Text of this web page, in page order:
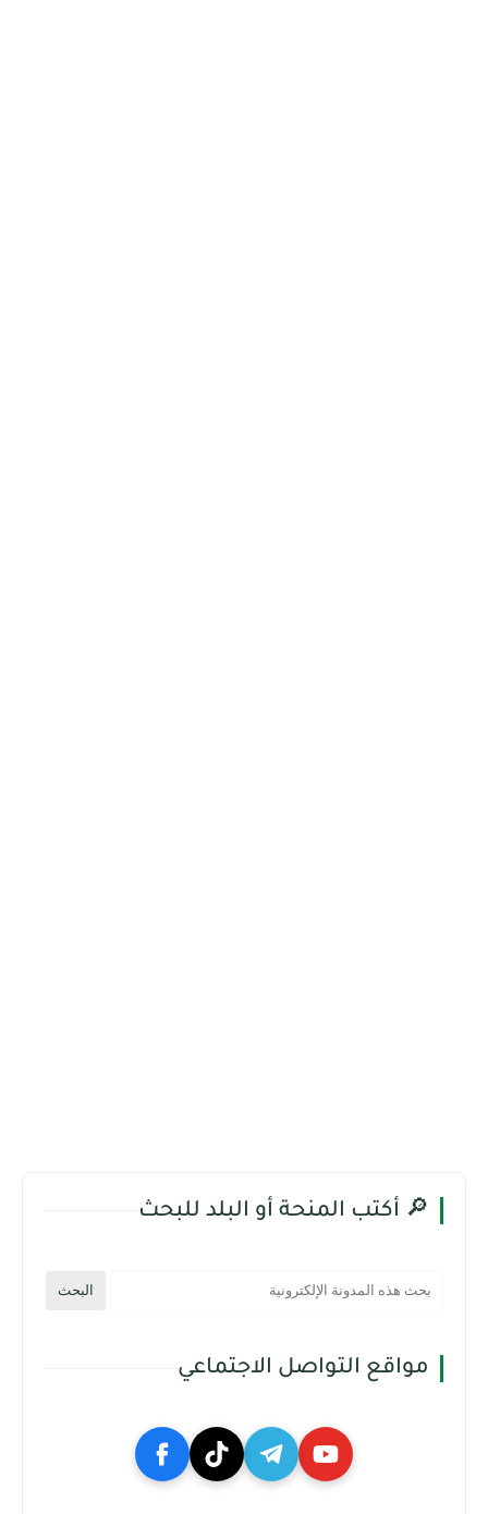
🔎 أكتب المنحة أو البلد للبحث
مواقع التواصل الاجتماعي